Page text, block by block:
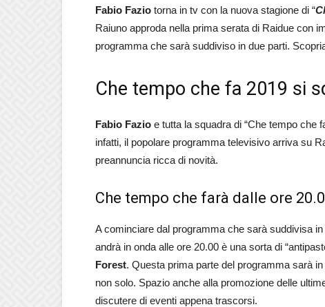
Fabio Fazio torna in tv con la nuova stagione di “
Raiuno approda nella prima serata di Raidue con
programma che sarà suddiviso in due parti.
Che tempo che fa 2019 si
Fabio Fazio e tutta la squadra di “Che tempo che
infatti, il popolare programma televisivo arriva su
preannuncia ricca di novità.
Che tempo che farà dalle ore
A cominciare dal programma che sarà suddivisa in
andrà in onda alle ore 20.00 è una sorta di
Forest. Questa prima parte del programma sarà
non solo. Spazio anche alla promozione delle
discutere di eventi appena trascorsi.